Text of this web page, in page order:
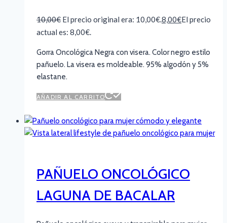
10,00€ El precio original era: 10,00€.8,00€El precio
actual es: 8,00€.
Gorra Oncológica Negra con visera. Color negro estilo
pañuelo. La visera es moldeable. 95% algodón y 5%
elastane.
AÑADIR AL CARRITO
PAÑUELO ONCOLÓGICO
LAGUNA DE BACALAR